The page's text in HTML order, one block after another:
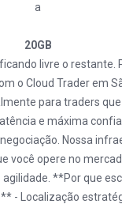
a
20GB
livre o restante.
o Cloud Trader em
para traders
e máxima
Nossa
você opere no
**Por que
- Localização